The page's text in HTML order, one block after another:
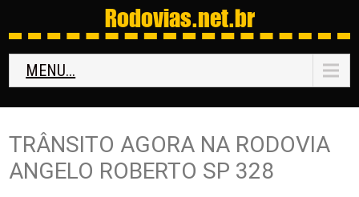
Rodovias.net.br
MENU...
TRÂNSITO AGORA NA RODOVIA
ANGELO ROBERTO SP 328